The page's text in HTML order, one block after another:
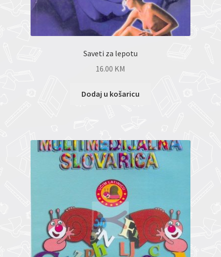
Saveti za lepotu
16.00 KM
Dodaj u košaricu